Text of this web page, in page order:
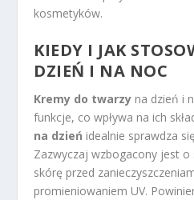
kosmetyków.
KIEDY I JAK
DZIEŃ I NA NOC
Kremy do twarzy na dzień i
funkcje, co wpływa na ich
na dzień idealnie sprawdza
Zazwyczaj wzbogacony jest o
skórę przed
promieniowaniem UV.